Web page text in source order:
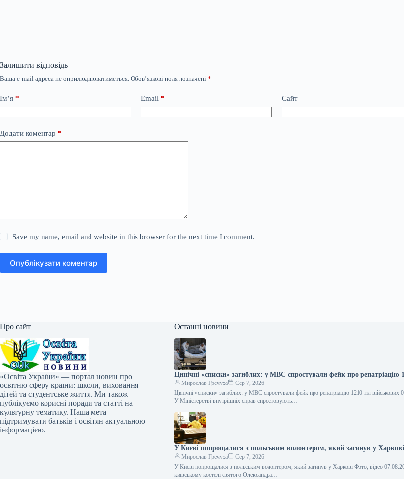
Залишити відповідь
Ваша e-mail адреса не оприлюднюватиметься. Обов’язкові поля позначені *
Ім’я * Email * Сайт
Додати коментар *
Save my name, email and website in this browser for the next time I comment.
Опублікувати коментар
Про сайт
«Освіта України» — портал новин про
освітню сферу країни: школи, виховання
дітей та студентське життя. Ми також
публікуємо корисні поради та статті на
культурну тематику. Наша мета —
підтримувати батьків і освітян актуальною
інформацією.
Останні новини
Цинічні «списки» загиблих: у МВС спростували фейк про репатріацію
Мирослав Гречуха
Сер 7, 2026
Цинічні «списки» загиблих: у МВС спростували фейк про репатріацію 1210 тіл
У Міністерстві внутрішніх справ спростовують…
У Києві попрощалися з польським волонтером, який загинув у Харкові
Мирослав Гречуха
Сер 7, 2026
У Києві попрощалися з польським волонтером, який загинув у Харкові Фото, відео
київському костелі святого Олександра…